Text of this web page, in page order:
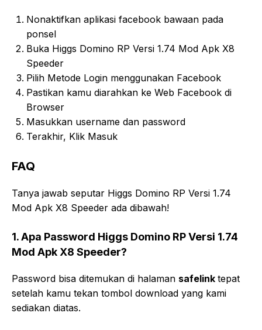
Nonaktifkan aplikasi facebook bawaan pada
ponsel
Buka Higgs Domino RP Versi 1.74 Mod Apk X8
Speeder
Pilih Metode Login menggunakan Facebook
Pastikan kamu diarahkan ke Web Facebook di
Browser
Masukkan username dan password
Terakhir, Klik Masuk
FAQ
Tanya jawab seputar Higgs Domino RP Versi 1.74
Mod Apk X8 Speeder ada dibawah!
1. Apa Password Higgs Domino RP Versi 1.74
Mod Apk X8 Speeder?
Password bisa ditemukan di halaman safelink tepat
setelah kamu tekan tombol download yang kami
sediakan diatas.